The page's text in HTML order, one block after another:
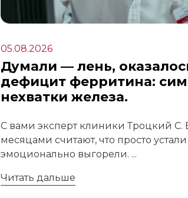
05.08.2026
Думали — лень,
дефицит ферритина:
нехватки железа.
С вами эксперт клиники Троцкий С.
месяцами считают, что просто
эмоционально выгорели. ...
Читать дальше